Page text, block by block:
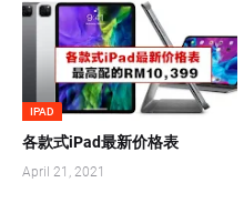
IPAD
各款式iPad最新价格表
April 21, 2021